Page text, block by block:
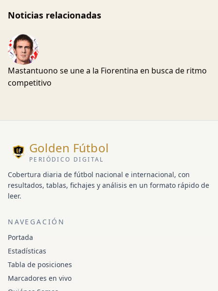
Noticias relacionadas
Mastantuono se une a la Fiorentina en busca de ritmo
competitivo
Golden Fútbol
PERIÓDICO DIGITAL
Cobertura diaria de fútbol nacional e internacional, con
resultados, tablas, fichajes y análisis en un formato rápido de
leer.
NAVEGACIÓN
Portada
Estadísticas
Tabla de posiciones
Marcadores en vivo